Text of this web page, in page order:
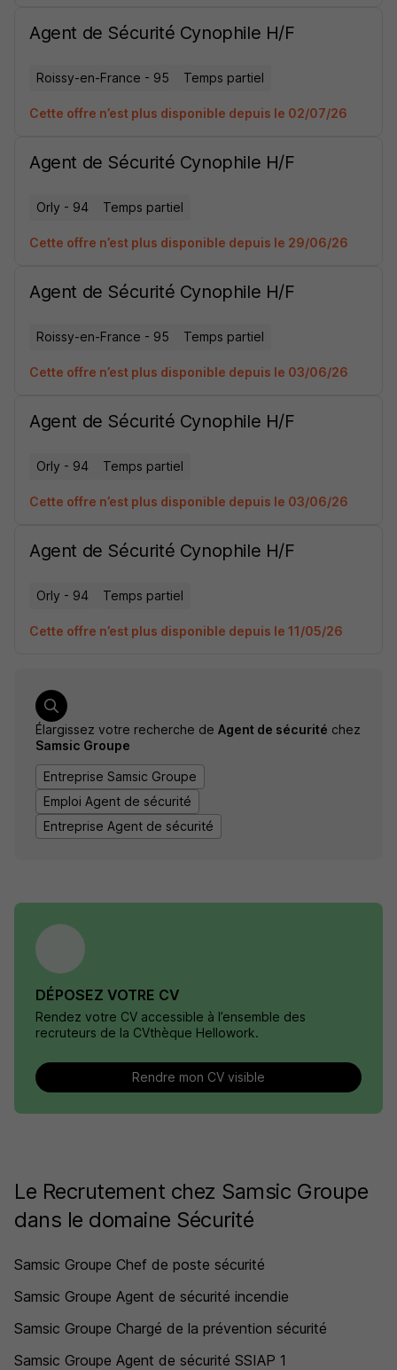
Agent de Sécurité Cynophile H/F
Roissy-en-France - 95 Temps partiel
Cette offre n’est plus disponible depuis le 02/07/26
Agent de Sécurité Cynophile H/F
Orly - 94 Temps partiel
Cette offre n’est plus disponible depuis le 29/06/26
Agent de Sécurité Cynophile H/F
Roissy-en-France - 95 Temps partiel
Cette offre n’est plus disponible depuis le 03/06/26
Agent de Sécurité Cynophile H/F
Orly - 94 Temps partiel
Cette offre n’est plus disponible depuis le 03/06/26
Agent de Sécurité Cynophile H/F
Orly - 94 Temps partiel
Cette offre n’est plus disponible depuis le 11/05/26
Élargissez votre recherche de Agent de sécurité chez
Samsic Groupe
Entreprise Samsic Groupe
Emploi Agent de sécurité
Entreprise Agent de sécurité
DÉPOSEZ VOTRE CV
Rendez votre CV accessible à l’ensemble des
recruteurs de la CVthèque Hellowork.
Rendre mon CV visible
Le Recrutement chez Samsic Groupe
dans le domaine Sécurité
Samsic Groupe Chef de poste sécurité
Samsic Groupe Agent de sécurité incendie
Samsic Groupe Chargé de la prévention sécurité
Samsic Groupe Agent de sécurité SSIAP 1